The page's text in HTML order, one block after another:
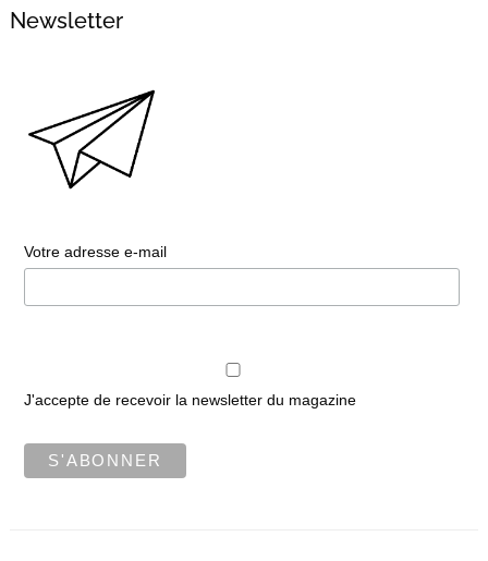
Newsletter
Votre adresse e-mail
J'accepte de recevoir la newsletter du magazine